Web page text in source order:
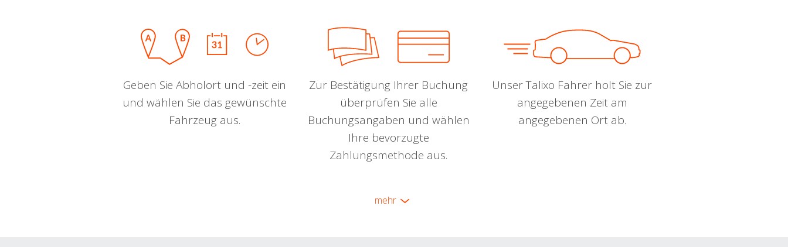
Geben Sie Abholort und -zeit ein
und wählen Sie das gewünschte
Fahrzeug aus.
Zur Bestätigung Ihrer Buchung
überprüfen Sie alle
Buchungsangaben und wählen
Ihre bevorzugte
Zahlungsmethode aus.
Unser Talixo Fahrer holt Sie zur
angegebenen Zeit am
angegebenen Ort ab.
mehr